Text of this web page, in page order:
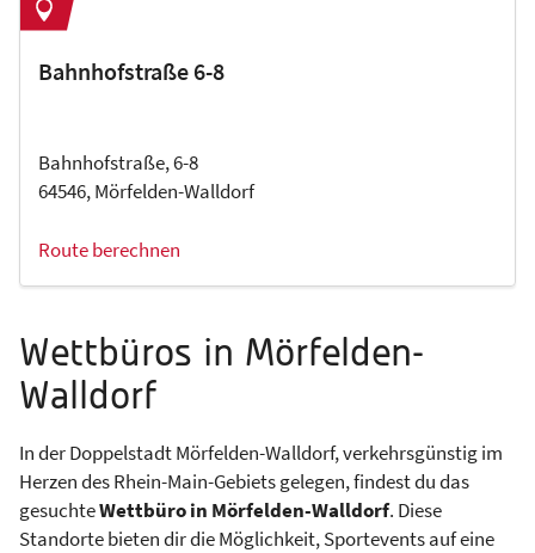
Bahnhofstraße 6-8
Bahnhofstraße, 6-8
64546, Mörfelden-Walldorf
Route berechnen
Wettbüros in Mörfelden-
Walldorf
In der Doppelstadt Mörfelden-Walldorf, verkehrsgünstig im
Herzen des Rhein-Main-Gebiets gelegen, findest du das
gesuchteWettbüro in Mörfelden-Walldorf. Diese
Standorte bieten dir die Möglichkeit, Sportevents auf eine